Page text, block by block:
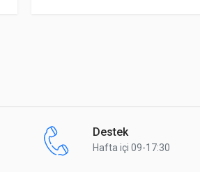
Destek
Hafta içi 09-17:30